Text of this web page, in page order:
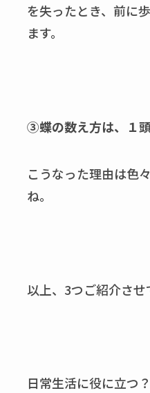
を失ったとき、前に
ます。
③蝶の数え方は、１頭
こうなった理由は色
ね。
以上、3つご紹介させ
日常生活に役に立つ